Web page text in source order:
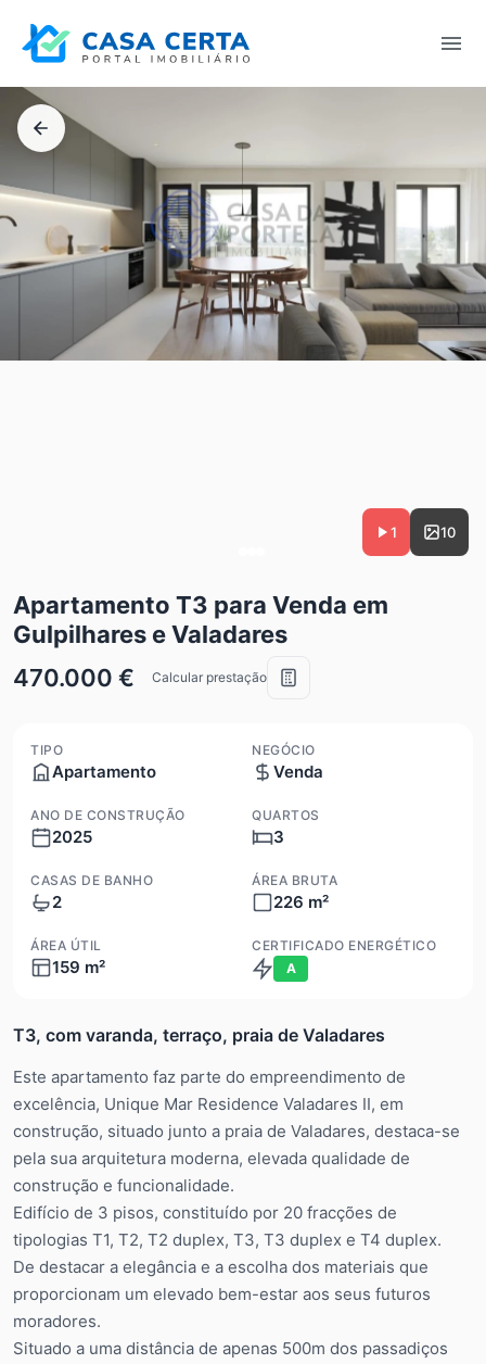
1 10
Apartamento T3 para Venda em
Gulpilhares e Valadares
470.000 €
Calcular prestação
TIPO
Apartamento
NEGÓCIO
Venda
ANO DE CONSTRUÇÃO
2025
QUARTOS
3
CASAS DE BANHO
2
ÁREA BRUTA
226 m²
ÁREA ÚTIL
159 m²
CERTIFICADO ENERGÉTICO
A
T3, com varanda, terraço, praia de Valadares
Este apartamento faz parte do empreendimento de
excelência, Unique Mar Residence Valadares II, em
construção, situado junto a praia de Valadares, destaca-se
pela sua arquitetura moderna, elevada qualidade de
construção e funcionalidade.
Edifício de 3 pisos, constituído por 20 fracções de
tipologias T1, T2, T2 duplex, T3, T3 duplex e T4 duplex.
De destacar a elegância e a escolha dos materiais que
proporcionam um elevado bem-estar aos seus futuros
moradores.
Situado a uma distância de apenas 500m dos passadiços